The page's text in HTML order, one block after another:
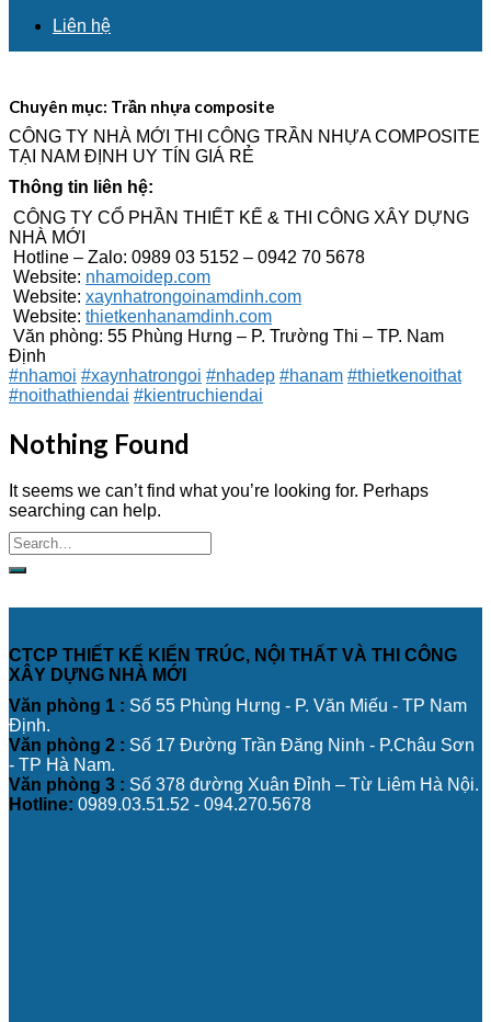
Liên hệ
Chuyên mục: Trần nhựa composite
CÔNG TY NHÀ MỚI THI CÔNG TRẦN NHỰA COMPOSITE
TẠI NAM ĐỊNH UY TÍN GIÁ RẺ
Thông tin liên hệ:
CÔNG TY CỔ PHẦN THIẾT KẾ & THI CÔNG XÂY DỰNG
NHÀ MỚI
Hotline – Zalo: 0989 03 5152 – 0942 70 5678
Website: nhamoidep.com
Website: xaynhatrongoinamdinh.com
Website: thietkenhanamdinh.com
Văn phòng: 55 Phùng Hưng – P. Trường Thi – TP. Nam
Định
#nhamoi #xaynhatrongoi #nhadep #hanam #thietkenoithat
#noithathiendai #kientruchiendai
Nothing Found
It seems we can’t find what you’re looking for. Perhaps
searching can help.
CTCP THIẾT KẾ KIẾN TRÚC, NỘI THẤT VÀ THI CÔNG
XÂY DỰNG NHÀ MỚI
Văn phòng 1 : Số 55 Phùng Hưng - P. Văn Miếu - TP Nam
Định.
Văn phòng 2 : Số 17 Đường Trần Đăng Ninh - P.Châu Sơn
- TP Hà Nam.
Văn phòng 3 : Số 378 đường Xuân Đỉnh – Từ Liêm Hà Nội.
Hotline: 0989.03.51.52 - 094.270.5678